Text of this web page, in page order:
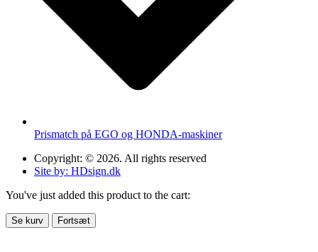
Prismatch på EGO og HONDA-maskiner
Copyright: © 2026. All rights reserved
Site by: HDsign.dk
You've just added this product to the cart:
Se kurv Fortsæt